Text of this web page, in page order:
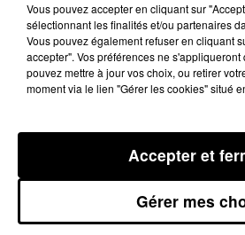
29 septembre 2025 - 1 min 14 sec
L'AGENDA DU BÉARN DU
Vous pouvez accepter en cliquant sur
sélectionnant les finalités et/ou partenaires
Vous pouvez également refuser en cliquant
accepter". Vos préférences ne s'appliqueront
pouvez mettre à jour vos choix, ou retirer
moment via le lien "Gérer les cookies" situé
Gérer mes
Accepter et